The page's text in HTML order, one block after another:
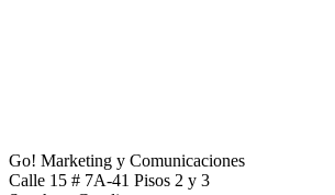
Go! Marketing y Comunicaciones
Calle 15 # 7A-41 Pisos 2 y 3